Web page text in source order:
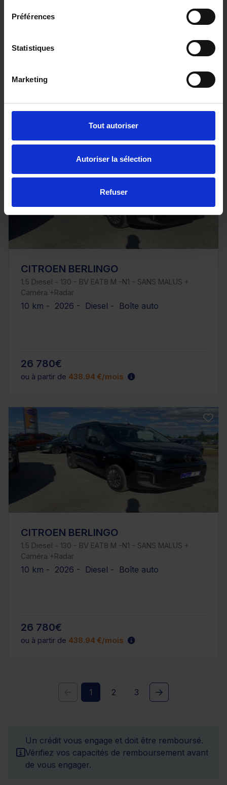
Préférences
Statistiques
Marketing
Tout autoriser
Autoriser la sélection
Refuser
1.5 Diesel - 130 - BV EAT8 M -N1 - SANS MALUS +
26 780€
ou à partir de438.94 €/mois
CITROEN BERLINGO
1.5 Diesel - 130 - BV EAT8 M -N1 - SANS MALUS +
Caméra +Radar
10 km - 2026 - Diesel - Boîte auto
26 780€
ou à partir de 438.94 €/mois
CITROEN BERLINGO
1.5 Diesel - 130 - BV EAT8 M -N1 - SANS MALUS +
Caméra +Radar
10 km - 2026 - Diesel - Boîte auto
26 780€
ou à partir de 438.94 €/mois
1 2 3
Un crédit vous engage et doit être remboursé.
Vérifiez vos capacités de remboursement avant
de vous engager.